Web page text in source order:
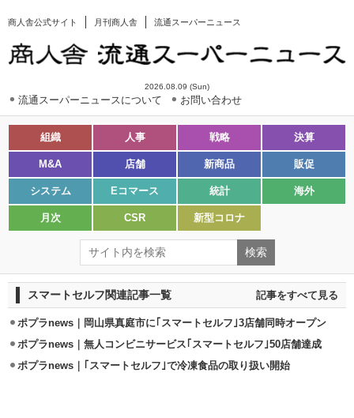
商人舎公式サイト 月刊商人舎 流通スーパーニュース
2026.08.09 (Sun)
流通スーパーニュースについて お問い合わせ
組織 人事 戦略 決算
M&A 店舗 新商品 販促
システム Eコマース 統計 海外
月次 CSR 新型コロナ
スマートセルフ関連記事一覧 記事をすべて見る
ポプラnews｜岡山県真庭市に｢スマートセルフ｣3店舗同時オープン
ポプラnews｜無人コンビニサービス｢スマートセルフ｣50店舗達成
ポプラnews｜｢スマートセルフ｣で冷凍食品の取り扱い開始